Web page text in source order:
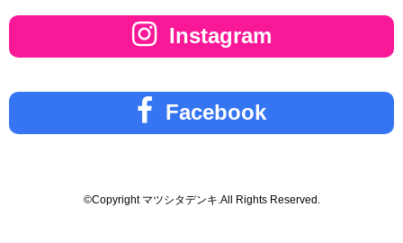
Instagram
Facebook
©Copyright マツシタデンキ.All Rights Reserved.